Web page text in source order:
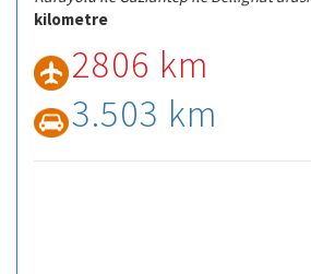
kilometre
2806 km
3.503 km